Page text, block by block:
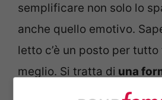
semplificare non solo lo
anche quello emotivo.
letto c’è un posto per
meglio. Si tratta di una
parte da un mobile e